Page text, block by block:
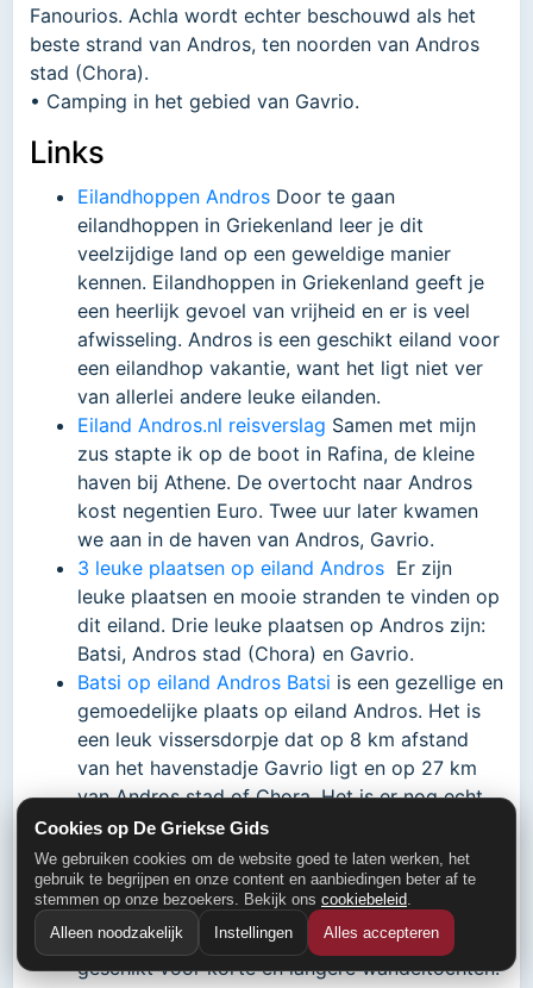
Cookies op De Griekse Gids
We gebruiken cookies om de website goed te laten werken, het
gebruik te begrijpen en onze content en aanbiedingen beter af te
stemmen op onze bezoekers. Bekijk ons cookiebeleid.
Alleen noodzakelijk
Instellingen Alles accepteren
Fanourios. Achla wordt echter beschouwd als het
beste strand van Andros, ten noorden van Andros
stad (Chora).
• Camping in het gebied van Gavrio.
Links
Eilandhoppen Andros Door te gaan
eilandhoppen in Griekenland leer je dit
veelzijdige land op een geweldige manier
kennen. Eilandhoppen in Griekenland geeft je
een heerlijk gevoel van vrijheid en er is veel
afwisseling. Andros is een geschikt eiland voor
een eilandhop vakantie, want het ligt niet ver
van allerlei andere leuke eilanden.
Eiland Andros.nl reisverslag Samen met mijn
zus stapte ik op de boot in Rafina, de kleine
haven bij Athene. De overtocht naar Andros
kost negentien Euro. Twee uur later kwamen
we aan in de haven van Andros, Gavrio.
3 leuke plaatsen op eiland Andros Er zijn
leuke plaatsen en mooie stranden te vinden op
dit eiland. Drie leuke plaatsen op Andros zijn:
Batsi, Andros stad (Chora) en Gavrio.
Batsi op eiland Andros Batsi is een gezellige en
gemoedelijke plaats op eiland Andros. Het is
een leuk vissersdorpje dat op 8 km afstand
van het havenstadje Gavrio ligt en op 27 km
van Andros stad of Chora. Het is er nog echt
Grieks!
Anneke Kamerling over eiland Andros (weblog
artikel)Het eiland kent dankzij vele bronnen,
stroompjes en zelfs watervallen een
weelderige begroeiing en is dan ook uitermate
geschikt voor korte en langere wandeltochten.